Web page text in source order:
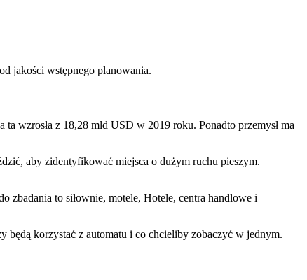
jakości wstępnego planowania.
wzrosła z 18,28 mld USD w 2019 roku. Ponadto przemysł ma
aby zidentyfikować miejsca o dużym ruchu pieszym.
zbadania to siłownie, motele, Hotele, centra handlowe i
korzystać z automatu i co chcieliby zobaczyć w jednym.